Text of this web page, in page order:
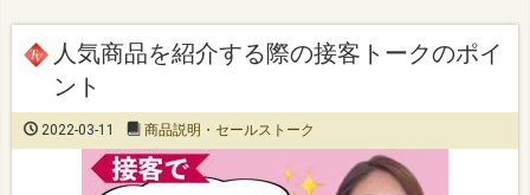
人気商品を紹介する際の接客トークのポイ
ント
2022-03-11 商品説明・セールストーク